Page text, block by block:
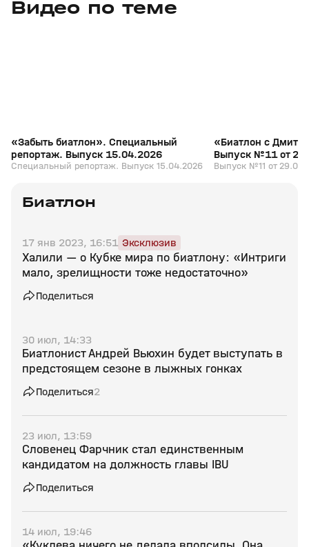
Видео по теме
15 апр, 13:09
«Забыть биатлон». Специальный
репортаж. Выпуск 15.04.2026
Специальный репортаж. Выпуск 15.04.2026
«Биатлон с
Выпуск №11 от
Выпуск №11 от
Биатлон
17 янв 2023, 16:51 Эксклюзив
Халили — о Кубке мира по биатлону: «Интриги
мало, зрелищности тоже недостаточно»
Поделиться
30 июл, 14:33
Биатлонист Андрей Вьюхин будет выступать в
предстоящем сезоне в лыжных гонках
Поделиться2
23 июл, 13:59
Словенец Фарчник стал единственным
кандидатом на должность главы IBU
Поделиться
14 июл, 19:46